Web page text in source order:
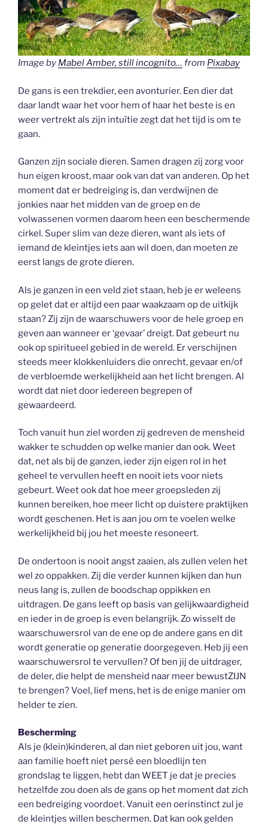
Image by Mabel Amber, still incognito… from Pixabay
De gans is een trekdier, een avonturier. Een dier dat
daar landt waar het voor hem of haar het beste is en
weer vertrekt als zijn intuïtie zegt dat het tijd is om te
gaan.
Ganzen zijn sociale dieren. Samen dragen zij zorg voor
hun eigen kroost, maar ook van dat van anderen. Op het
moment dat er bedreiging is, dan verdwijnen de
jonkies naar het midden van de groep en de
volwassenen vormen daarom heen een beschermende
cirkel. Super slim van deze dieren, want als iets of
iemand de kleintjes iets aan wil doen, dan moeten ze
eerst langs de grote dieren.
Als je ganzen in een veld ziet staan, heb je er weleens
op gelet dat er altijd een paar waakzaam op de uitkijk
staan? Zij zijn de waarschuwers voor de hele groep en
geven aan wanneer er ‘gevaar’ dreigt. Dat gebeurt nu
ook op spiritueel gebied in de wereld. Er verschijnen
steeds meer klokkenluiders die onrecht, gevaar en/of
de verbloemde werkelijkheid aan het licht brengen. Al
wordt dat niet door iedereen begrepen of
gewaardeerd.
Toch vanuit hun ziel worden zij gedreven de mensheid
wakker te schudden op welke manier dan ook. Weet
dat, net als bij de ganzen, ieder zijn eigen rol in het
geheel te vervullen heeft en nooit iets voor niets
gebeurt. Weet ook dat hoe meer groepsleden zij
kunnen bereiken, hoe meer licht op duistere praktijken
wordt geschenen. Het is aan jou om te voelen welke
werkelijkheid bij jou het meeste resoneert.
De ondertoon is nooit angst zaaien, als zullen velen het
wel zo oppakken. Zij die verder kunnen kijken dan hun
neus lang is, zullen de boodschap oppikken en
uitdragen. De gans leeft op basis van gelijkwaardigheid
en ieder in de groep is even belangrijk. Zo wisselt de
waarschuwersrol van de ene op de andere gans en dit
wordt generatie op generatie doorgegeven. Heb jij een
waarschuwersrol te vervullen? Of ben jij de uitdrager,
de deler, die helpt de mensheid naar meer bewustZIJN
te brengen? Voel, lief mens, het is de enige manier om
helder te zien.
Bescherming
Als je (klein)kinderen, al dan niet geboren uit jou, want
aan familie hoeft niet persé een bloedlijn ten
grondslag te liggen, hebt dan WEET je dat je precies
hetzelfde zou doen als de gans op het moment dat zich
een bedreiging voordoet. Vanuit een oerinstinct zul je
de kleintjes willen beschermen. Dat kan ook gelden